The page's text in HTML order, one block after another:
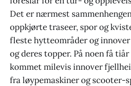
Det er nærmest
oppkjørte traseer, spor og
fleste hytteområder og
og deres topper. På noen få
kommet milevis innover
fra løypemaskiner og scooter-